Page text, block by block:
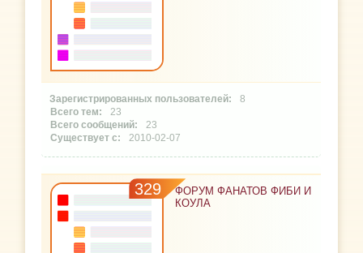
8
23
23
2010-02-07
329
ФОРУМ ФАНАТОВ ФИБИ И
КОУЛА